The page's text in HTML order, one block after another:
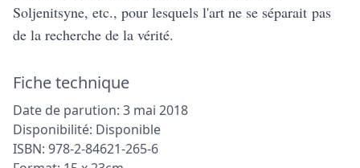
Soljenitsyne, etc., pour lesquels l'art ne se séparait pas
de la recherche de la vérité.
Fiche technique
Date de parution: 3 mai 2018
Disponibilité: Disponible
ISBN: 978-2-84621-265-6